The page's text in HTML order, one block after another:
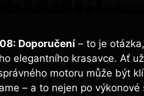
Doporučení – to je
elegantního krasavce. Ať
motoru může být
– a to nejen po